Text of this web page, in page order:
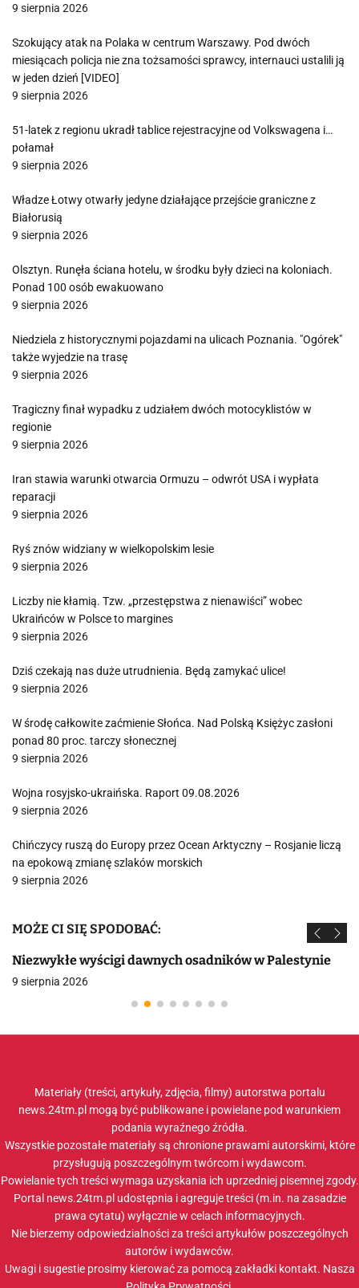
9 sierpnia 2026
Szokujący atak na Polaka w centrum Warszawy. Pod dwóch
miesiącach policja nie zna tożsamości sprawcy, internauci ustalili ją
w jeden dzień [VIDEO]
9 sierpnia 2026
51-latek z regionu ukradł tablice rejestracyjne od Volkswagena i…
połamał
9 sierpnia 2026
Władze Łotwy otwarły jedyne działające przejście graniczne z
Białorusią
9 sierpnia 2026
Olsztyn. Runęła ściana hotelu, w środku były dzieci na koloniach.
Ponad 100 osób ewakuowano
9 sierpnia 2026
Niedziela z historycznymi pojazdami na ulicach Poznania. "Ogórek"
także wyjedzie na trasę
9 sierpnia 2026
Tragiczny finał wypadku z udziałem dwóch motocyklistów w
regionie
9 sierpnia 2026
Iran stawia warunki otwarcia Ormuzu – odwrót USA i wypłata
reparacji
9 sierpnia 2026
Ryś znów widziany w wielkopolskim lesie
9 sierpnia 2026
Liczby nie kłamią. Tzw. „przestępstwa z nienawiści” wobec
Ukraińców w Polsce to margines
9 sierpnia 2026
Dziś czekają nas duże utrudnienia. Będą zamykać ulice!
9 sierpnia 2026
W środę całkowite zaćmienie Słońca. Nad Polską Księżyc zasłoni
ponad 80 proc. tarczy słonecznej
9 sierpnia 2026
Wojna rosyjsko-ukraińska. Raport 09.08.2026
9 sierpnia 2026
Chińczycy ruszą do Europy przez Ocean Arktyczny – Rosjanie liczą
na epokową zmianę szlaków morskich
9 sierpnia 2026
MOŻE CI SIĘ SPODOBAĆ:
Niezwykłe wyścigi dawnych osadników w Palestynie
9 sierpnia 2026
Materiały (treści, artykuły, zdjęcia, filmy) autorstwa portalu
news.24tm.pl mogą być publikowane i powielane pod warunkiem
podania wyraźnego źródła.
Wszystkie pozostałe materiały są chronione prawami autorskimi, które
przysługują poszczególnym twórcom i wydawcom.
Powielanie tych treści wymaga uzyskania ich uprzedniej pisemnej zgody.
Portal news.24tm.pl udostępnia i agreguje treści (m.in. na zasadzie
prawa cytatu) wyłącznie w celach informacyjnych.
Nie bierzemy odpowiedzialności za treści artykułów poszczególnych
autorów i wydawców.
Uwagi i sugestie prosimy kierować za pomocą zakładki kontakt. Nasza